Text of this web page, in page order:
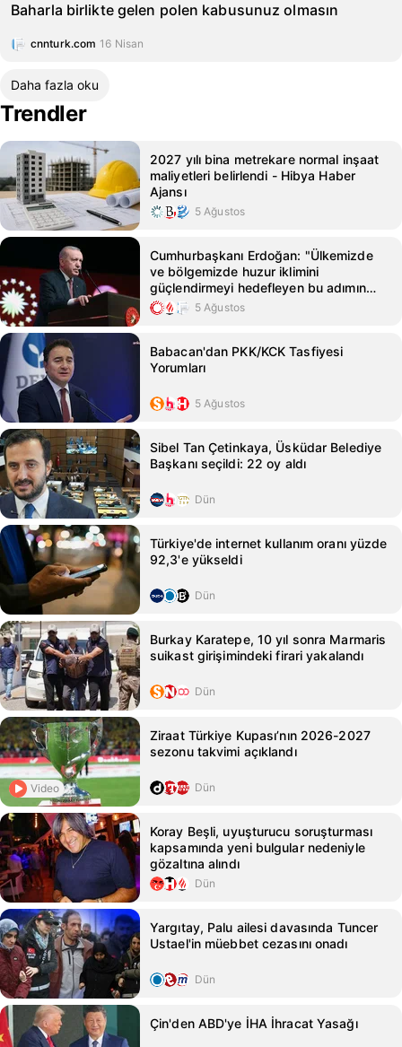
Baharla birlikte gelen polen kabusunuz olmasın
cnnturk.com 16 Nisan
Daha fazla oku
Trendler
2027 yılı bina metrekare normal inşaat
maliyetleri belirlendi - Hibya Haber
Ajansı
5 Ağustos
Cumhurbaşkanı Erdoğan: "Ülkemizde
ve bölgemizde huzur iklimini
güçlendirmeyi hedefleyen bu adımın
hayırlara vesile olmasını diliyorum"
5 Ağustos
Babacan'dan PKK/KCK Tasfiyesi
Yorumları
5 Ağustos
Sibel Tan Çetinkaya, Üsküdar Belediye
Başkanı seçildi: 22 oy aldı
Dün
Türkiye'de internet kullanım oranı yüzde
92,3'e yükseldi
Dün
Burkay Karatepe, 10 yıl sonra Marmaris
suikast girişimindeki firari yakalandı
Dün
Video
Ziraat Türkiye Kupası’nın 2026-2027
sezonu takvimi açıklandı
Dün
Koray Beşli, uyuşturucu soruşturması
kapsamında yeni bulgular nedeniyle
gözaltına alındı
Dün
Yargıtay, Palu ailesi davasında Tuncer
Ustael'in müebbet cezasını onadı
Dün
Çin'den ABD'ye İHA İhracat Yasağı